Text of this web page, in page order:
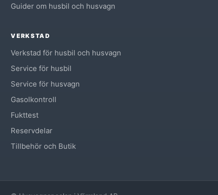
Guider om husbil och husvagn
VERKSTAD
Verkstad för husbil och husvagn
Service för husbil
Service för husvagn
Gasolkontroll
Fukttest
Reservdelar
Tillbehör och Butik